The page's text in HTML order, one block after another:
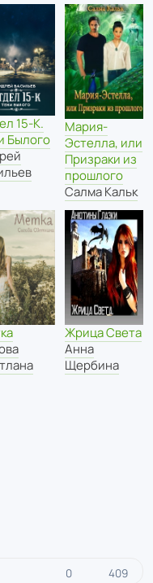
15-К.
Былого
Мария-
Эстелла, или
Призраки из
прошлого
Салма Кальк
Жрица Света
Анна
Щербина
0 409